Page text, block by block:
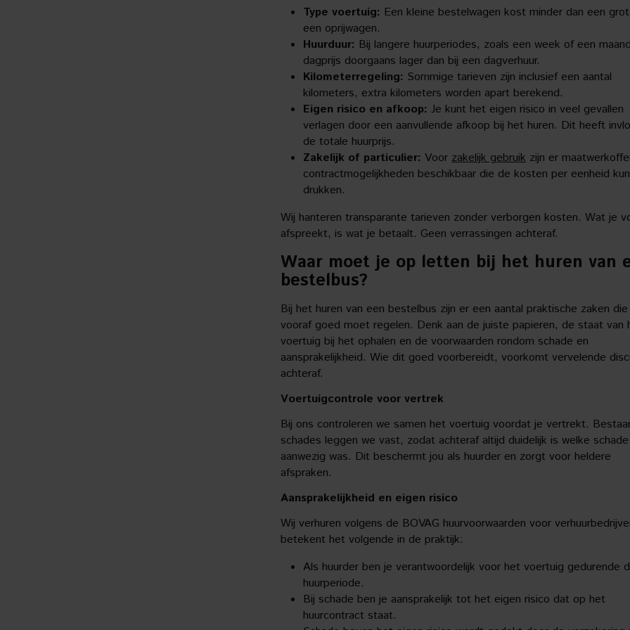
Type voertuig: Een kleine bestelwagen kost minder dan een
een oprijwagen.
Huurduur: Bij langere huurperiodes, zoals een week of een
dagprijs doorgaans lager dan bij een dagverhuur.
Kilometerregeling: Sommige tarieven zijn inclusief een aantal
kilometers, extra kilometers worden apart berekend.
Eigen risico en afkoop: Je kunt het eigen risico in veel gevallen
verlagen door een aanvullende afkoop bij het huren. Dit heeft
de totale huurprijs.
Zakelijk of particulier: Voor zakelijk gebruik zijn er
contractmogelijkheden beschikbaar die de kosten per eenheid
drukken.
Wij hanteren transparante tarieven zonder verborgen kosten. Wat je
afspreekt, is wat je betaalt. Geen verrassingen achteraf.
Waar moet je op letten bij het huren van
bestelbus?
Bij het huren van een bestelbus zijn er een aantal praktische zaken
vooraf goed moet regelen. Denk aan de juiste papieren, de staat van
voertuig bij het ophalen en de voorwaarden rondom schade en
aansprakelijkheid. Wie dit goed voorbereidt, voorkomt vervelende
achteraf.
Voertuigcontrole voor vertrek
Bij ons controleren we samen het voertuig voordat je vertrekt.
schades leggen we vast, zodat achteraf altijd duidelijk is welke
aanwezig was. Dit beschermt jou als huurder en zorgt voor heldere
afspraken.
Aansprakelijkheid en eigen risico
Wij verhuren volgens de BOVAG huurvoorwaarden voor
betekent het volgende in de praktijk:
Als huurder ben je verantwoordelijk voor het voertuig gedurende
huurperiode.
Bij schade ben je aansprakelijk tot het eigen risico dat op het
huurcontract staat.